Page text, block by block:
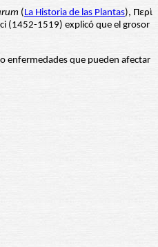
(La Historia de las Plantas), Περὶ
(1452-1519) explicó que el grosor
enfermedades que pueden afectar